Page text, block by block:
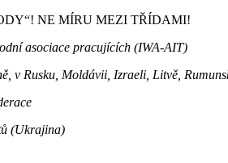
NE MÍRU MEZI TŘÍDAMI!
asociace pracujících (IWA-AIT)
v Rusku, Moldávii, Izraeli, Litvě,
(Ukrajina)